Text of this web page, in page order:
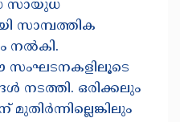
സായുധ
സാമ്പത്തിക
സംഘടനകളിലൂടെ
നടത്തി. ഒരിക്കലും
മുതിർന്നില്ലെങ്കിലും